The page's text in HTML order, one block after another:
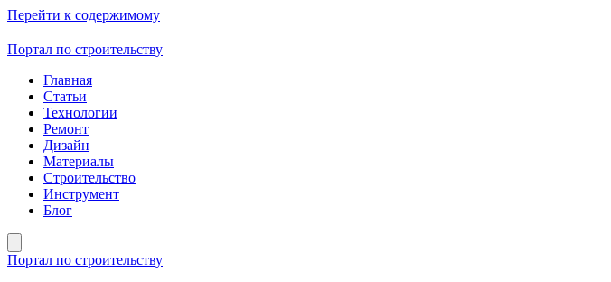
Перейти к содержимому
Портал по строительству
Главная
Статьи
Технологии
Ремонт
Дизайн
Материалы
Строительство
Инструмент
Блог
Портал по строительству